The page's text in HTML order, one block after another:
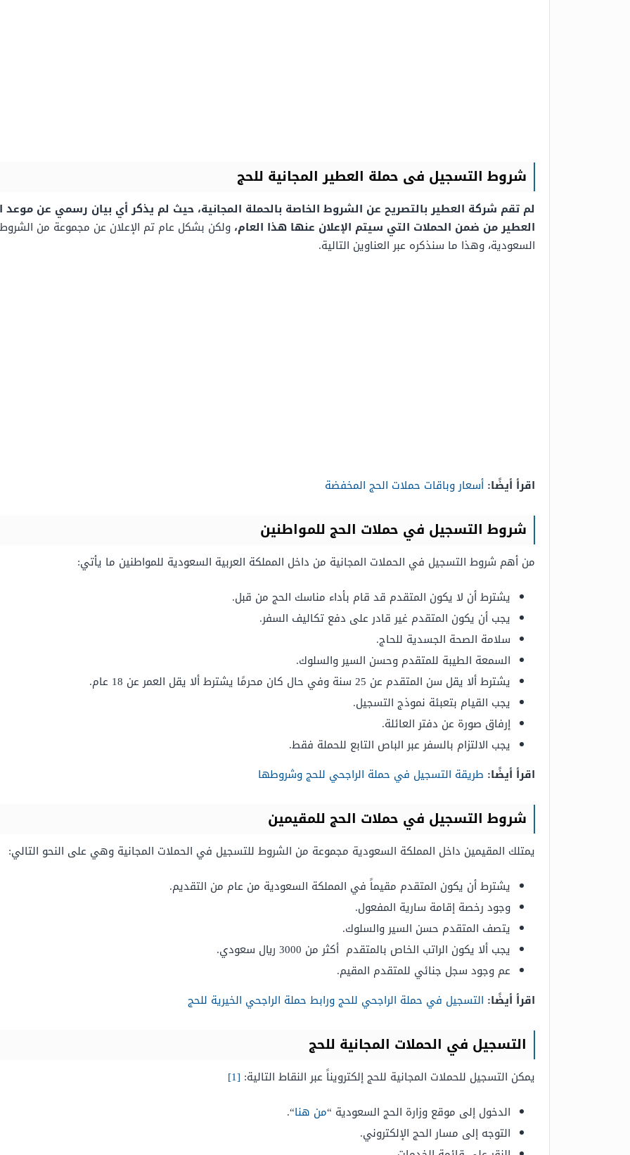
شروط التسجيل فى حملة العطير المجانية للحج
لم تقم شركة العطير بالتصريح عن الشروط الخاصة بالحملة المجانية، حيث لم يذكر أي بيان رسمي عن
العطير من ضمن الحملات التي سيتم الإعلان عنها هذا العام، ولكن بشكل عام تم الإعلان عن مجموعة من الشروط
السعودية، وهذا ما سنذكره عبر العناوين التالية.
اقرأ أيضًا: أسعار وباقات حملات الحج المخفضة
شروط التسجيل في حملات الحج للمواطنين
من أهم شروط التسجيل في الحملات المجانية من داخل المملكة العربية السعودية للمواطنين ما يأتي:
يشترط أن لا يكون المتقدم قد قام بأداء مناسك الحج من قبل.
يجب أن يكون المتقدم غير قادر على دفع تكاليف السفر.
سلامة الصحة الجسدية للحاج.
السمعة الطيبة للمتقدم وحسن السير والسلوك.
يشترط ألا يقل سن المتقدم عن 25 سنة وفي حال كان محرمًا يشترط ألا يقل العمر عن 18 عام.
يجب القيام بتعبئة نموذج التسجيل.
إرفاق صورة عن دفتر العائلة.
يجب الالتزام بالسفر عبر الباص التابع للحملة فقط.
اقرأ أيضًا: طريقة التسجيل في حملة الراجحي للحج وشروطها
شروط التسجيل في حملات الحج للمقيمين
يمتلك المقيمين داخل المملكة السعودية مجموعة من الشروط للتسجيل في الحملات المجانية وهي على النحو التالي:
يشترط أن يكون المتقدم مقيماً في المملكة السعودية من عام من التقديم.
وجود رخصة إقامة سارية المفعول.
يتصف المتقدم حسن السير والسلوك.
يجب ألا يكون الراتب الخاص بالمتقدم أكثر من 3000 ريال سعودي.
عم وجود سجل جنائي للمتقدم المقيم.
اقرأ أيضًا: التسجيل في حملة الراجحي للحج ورابط حملة الراجحي الخيرية للحج
التسجيل في الحملات المجانية للحج
يمكن التسجيل للحملات المجانية للحج إلكترويناً عبر النقاط التالية: [1]
الدخول إلى موقع وزارة الحج السعودية “من هنا“.
التوجه إلى مسار الحج الإلكتروني.